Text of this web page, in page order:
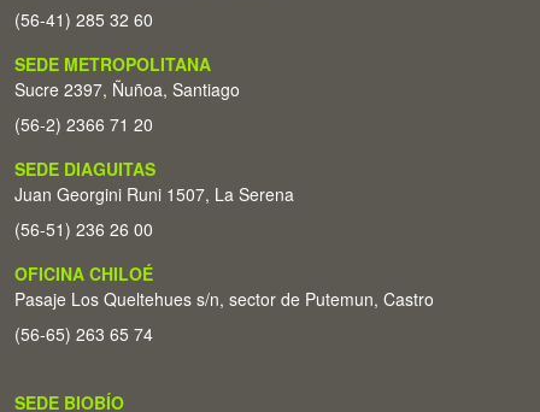
(56-41) 285 32 60
SEDE METROPOLITANA
Sucre 2397, Ñuñoa, Santiago
(56-2) 2366 71 20
SEDE DIAGUITAS
Juan Georgini Runi 1507, La Serena
(56-51) 236 26 00
OFICINA CHILOÉ
Pasaje Los Queltehues s/n, sector de Putemun, Castro
(56-65) 263 65 74
SEDE BIOBÍO